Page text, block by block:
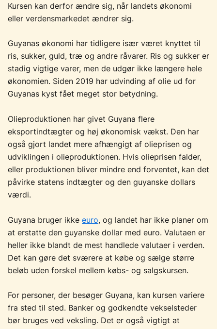
Kursen kan derfor ændre sig, når landets økonomi
eller verdensmarkedet ændrer sig.
Guyanas økonomi har tidligere især været knyttet til
ris, sukker, guld, træ og andre råvarer. Ris og sukker er
stadig vigtige varer, men de udgør ikke længere hele
økonomien. Siden 2019 har udvinding af olie ud for
Guyanas kyst fået meget stor betydning.
Olieproduktionen har givet Guyana flere
eksportindtægter og høj økonomisk vækst. Den har
også gjort landet mere afhængigt af olieprisen og
udviklingen i olieproduktionen. Hvis olieprisen falder,
eller produktionen bliver mindre end forventet, kan det
påvirke statens indtægter og den guyanske dollars
værdi.
Guyana bruger ikke euro, og landet har ikke planer om
at erstatte den guyanske dollar med euro. Valutaen er
heller ikke blandt de mest handlede valutaer i verden.
Det kan gøre det sværere at købe og sælge større
beløb uden forskel mellem købs- og salgskursen.
For personer, der besøger Guyana, kan kursen variere
fra sted til sted. Banker og godkendte vekselsteder
bør bruges ved veksling. Det er også vigtigt at